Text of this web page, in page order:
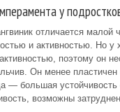
у
отличается малой
и активностью. Но у
поэтому он
Он менее
— большая устойчивость
возможны